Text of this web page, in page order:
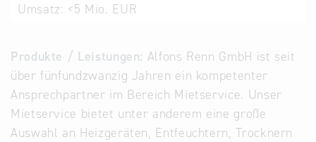
Alternative
Datenbanken
aus
Österreich
und der
Umsatz: <5 Mio. EUR
Produkte / Leistungen: Alfons Renn GmbH ist seit
über fünfundzwanzig Jahren ein kompetenter
Ansprechpartner im Bereich Mietservice. Unser
Mietservice bietet unter anderem eine große
Auswahl an Heizgeräten, Entfeuchtern, Trocknern